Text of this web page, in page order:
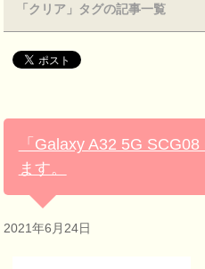
「クリア」タグの記事一覧
「Galaxy A32 5G
ます。
2021年6月24日